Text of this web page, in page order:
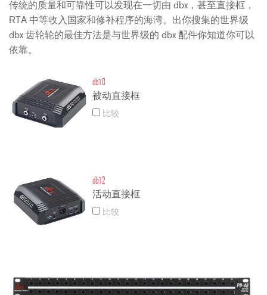
传统的质量和可靠性可以发现在一切由 dbx，甚至直接框，
RTA 中等收入国家和修补程序的海湾。出你搜集的世界级
dbx 齿轮轮的最佳方法是与世界级的 dbx 配件你知道你可以
依靠。
db10
被动直接框
比较
db12
活动直接框
比较